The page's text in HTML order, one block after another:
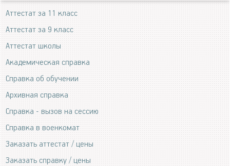
Аттестат за 11 класс
Аттестат за 9 класс
Аттестат школы
Академическая справка
Справка об обучении
Архивная справка
Справка - вызов на сессию
Справка в военкомат
Заказать аттестат / цены
Заказать справку / цены